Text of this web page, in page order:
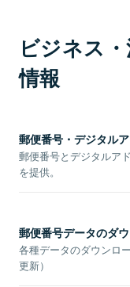
ビジネス
情報
郵便番号・デジタル
郵便番号とデジタルア
を提供。
郵便番号データのダ
各種データのダウンロ
更新）